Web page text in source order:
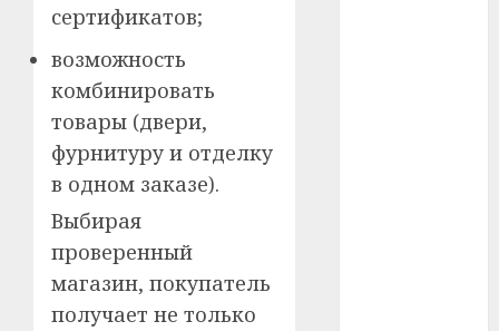
сертификатов;
возможность
комбинировать
товары (двери,
фурнитуру и отделку
в одном заказе).
Выбирая
проверенный
магазин, покупатель
получает не только